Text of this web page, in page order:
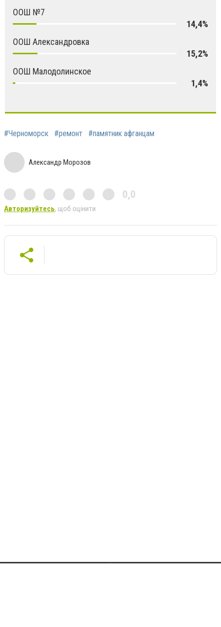
ООШ №7
14,4%
ООШ Александровка
15,2%
ООШ Малодолинское
1,4%
#Черноморск #ремонт #памятник афганцам
Александр Морозов
0,0
Авторизуйтесь, щоб оцінити